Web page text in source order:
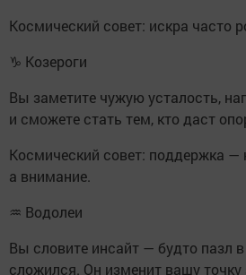
Космический совет: искра часто
♑ Козероги
Вы заметите чужую усталость,
и сможете стать тем, кто даст
Космический совет: поддержка —
а внимание.
♒ Водолеи
Вы словите инсайт — будто пазл в
сложился. Он изменит вашу точку